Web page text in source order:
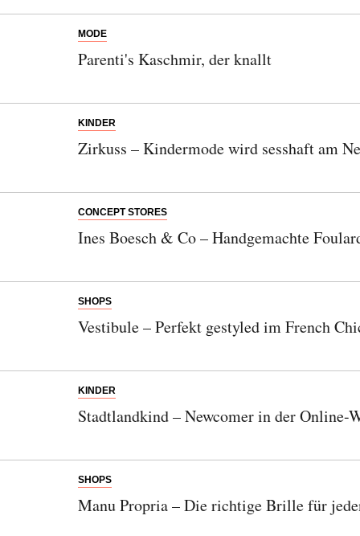
MODE
Parenti's Kaschmir, der knallt
KINDER
Zirkuss – Kindermode wird sesshaft am
CONCEPT STORES
Ines Boesch & Co – Handgemachte
SHOPS
Vestibule – Perfekt gestyled im French
KINDER
Stadtlandkind – Newcomer in der Online-
SHOPS
Manu Propria – Die richtige Brille für
Abonnieren Sie unseren Newsletter
Entdecken Sie jede Woche neue schöne
einzigartige Reisen.
Bitte schicken Sie mir bis zum Widerruf meiner
Einwilligung den Newsletter mit Informationen zu
neuen Beiträgen. Die
Datenschutzerklärung habe ich
zur Kenntnis genommen und akzeptiere diese.